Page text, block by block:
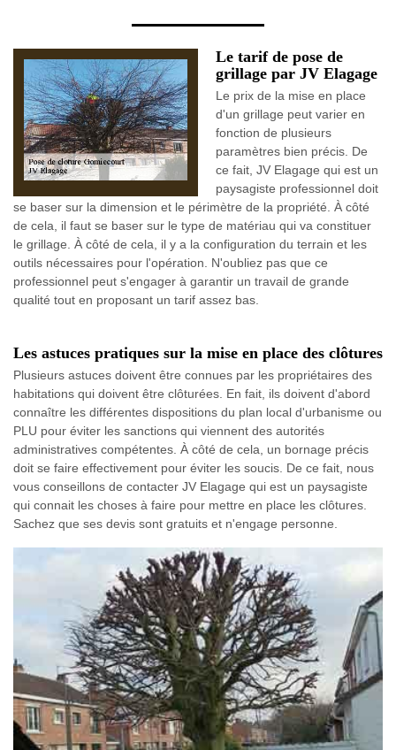
Le tarif de pose de
grillage par JV Elagage
Le prix de la mise en place
d'un grillage peut varier en
fonction de plusieurs
paramètres bien précis. De
ce fait, JV Elagage qui est un
paysagiste professionnel doit
se baser sur la dimension et le périmètre de la propriété. À côté
de cela, il faut se baser sur le type de matériau qui va constituer
le grillage. À côté de cela, il y a la configuration du terrain et les
outils nécessaires pour l'opération. N'oubliez pas que ce
professionnel peut s'engager à garantir un travail de grande
qualité tout en proposant un tarif assez bas.
Les astuces pratiques sur la mise en place des clôtures
Plusieurs astuces doivent être connues par les propriétaires des
habitations qui doivent être clôturées. En fait, ils doivent d'abord
connaître les différentes dispositions du plan local d'urbanisme ou
PLU pour éviter les sanctions qui viennent des autorités
administratives compétentes. À côté de cela, un bornage précis
doit se faire effectivement pour éviter les soucis. De ce fait, nous
vous conseillons de contacter JV Elagage qui est un paysagiste
qui connait les choses à faire pour mettre en place les clôtures.
Sachez que ses devis sont gratuits et n'engage personne.